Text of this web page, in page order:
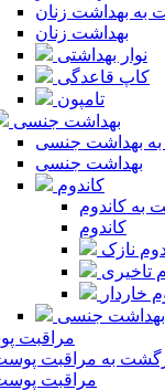
به بهداشت زنان
بهداشت زنان
نوار بهداشتی
کاپ قاعدگی
تامپون
بهداشت جنسی
بهداشت جنسی
بهداشت جنسی
کاندوم
به کاندوم
کاندوم
نازک
تاخیری
خاردار
جنسی
مراقبت
به مراقبت
مراقبت